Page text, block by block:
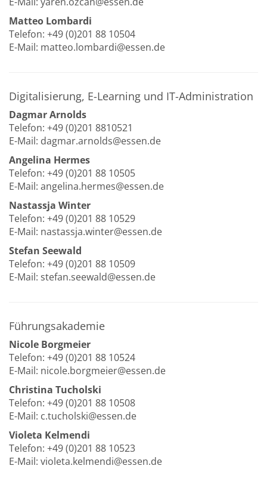
Matteo Lombardi
Telefon: +49 (0)201 88 10504
E-Mail: matteo.lombardi@essen.de
Digitalisierung, E-Learning und IT-Administration
Dagmar Arnolds
Telefon: +49 (0)201 8810521
E-Mail: dagmar.arnolds@essen.de
Angelina Hermes
Telefon: +49 (0)201 88 10505
E-Mail: angelina.hermes@essen.de
Nastassja Winter
Telefon: +49 (0)201 88 10529
E-Mail: nastassja.winter@essen.de
Stefan Seewald
Telefon: +49 (0)201 88 10509
E-Mail: stefan.seewald@essen.de
Führungsakademie
Nicole Borgmeier
Telefon: +49 (0)201 88 10524
E-Mail: nicole.borgmeier@essen.de
Christina Tucholski
Telefon: +49 (0)201 88 10508
E-Mail: c.tucholski@essen.de
Violeta Kelmendi
Telefon: +49 (0)201 88 10523
E-Mail: violeta.kelmendi@essen.de